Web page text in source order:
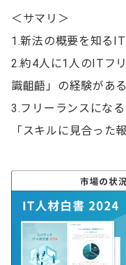
＜サマリ＞
1.新法の概要を知る
2.約4人に1人のITフ
識齟齬」の経験があ
3.フリーランスにな
「スキルに見合った